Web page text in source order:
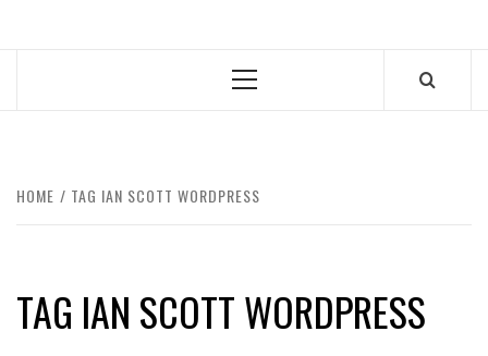
Primary
HOME TAG IAN SCOTT WORDPRESS
TAG IAN SCOTT WORDPRESS